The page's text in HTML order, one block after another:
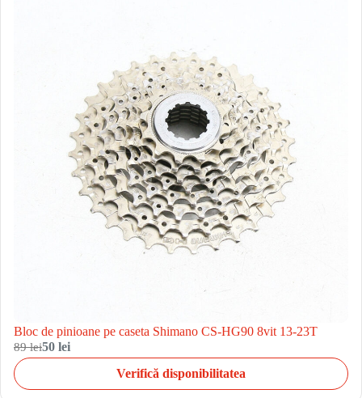
Bloc de pinioane pe caseta Shimano CS-HG90 8vit 13-23T
89 lei50 lei
Verifică disponibilitatea